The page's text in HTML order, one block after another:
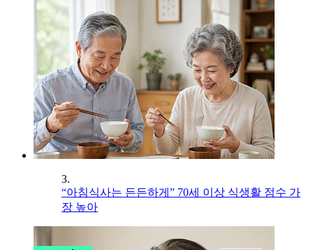
3.
“아침식사는 든든하게” 70세 이상 식생활 점수 가
장 높아